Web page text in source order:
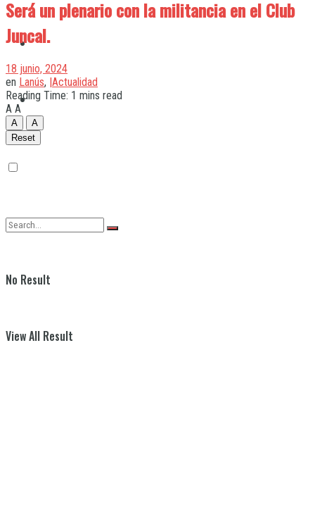
Quilmes
Varela
No Result
View All Result
Será un plenario con la militancia en el Club
Juncal.
18 junio, 2024
en Lanús, |Actualidad
Reading Time: 1 mins read
A A
A
A
Reset